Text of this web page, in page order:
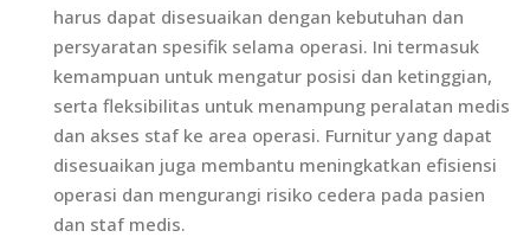
harus dapat disesuaikan dengan kebutuhan dan
persyaratan spesifik selama operasi. Ini termasuk
kemampuan untuk mengatur posisi dan ketinggian,
serta fleksibilitas untuk menampung peralatan medis
dan akses staf ke area operasi. Furnitur yang dapat
disesuaikan juga membantu meningkatkan efisiensi
operasi dan mengurangi risiko cedera pada pasien
dan staf medis.